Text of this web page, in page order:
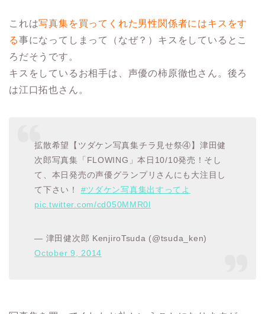
これは写真集を買ってくれた男性関係者にはキスをす
る事になってしまって（なぜ？）キスをしているとこ
ろだそうです。
キスをしているお相手は、声優の柿原徹也さん。後ろ
は江口拓也さん。
拡散希望【ツダケン写真集チラ見せ祭④】津田健
次郎写真集「FLOWING」本日10/10発売！そし
て、本日発売の声優グランプリさんにも大注目し
て下さい！ #ツダケン写真集出すってよ
pic.twitter.com/cd050MMR0l
— 津田健次郎 KenjiroTsuda (@tsuda_ken)
October 9, 2014